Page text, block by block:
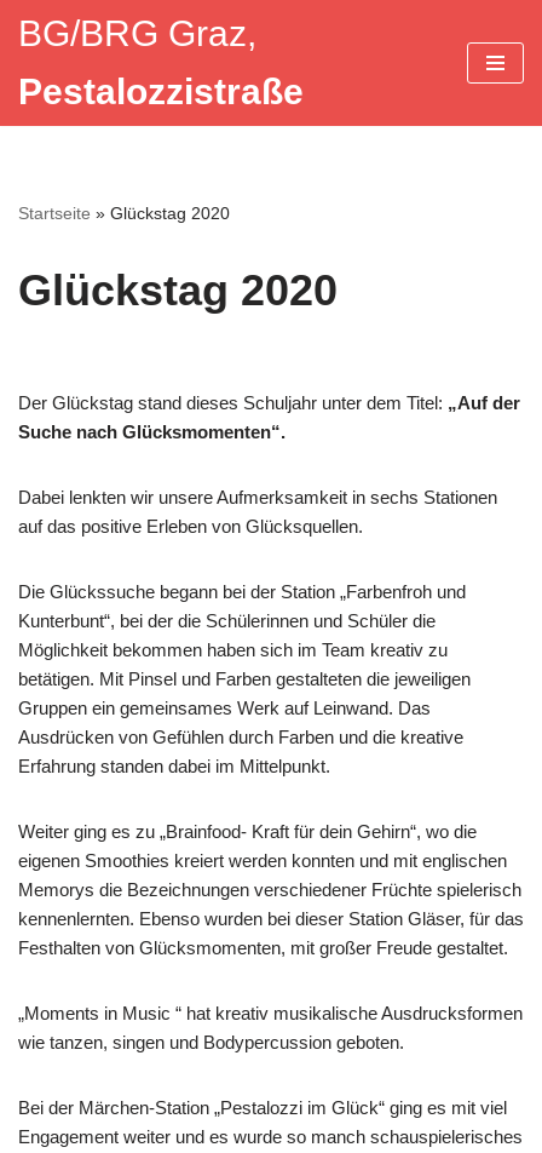
Inhalt
springen
BG/BRG Graz,
Pestalozzistraße
Startseite » Glückstag 2020
Glückstag 2020
Der Glückstag stand dieses Schuljahr unter dem Titel: „Auf der
Suche nach Glücksmomenten“.
Dabei lenkten wir unsere Aufmerksamkeit in sechs Stationen
auf das positive Erleben von Glücksquellen.
Die Glückssuche begann bei der Station „Farbenfroh und
Kunterbunt“, bei der die Schülerinnen und Schüler die
Möglichkeit bekommen haben sich im Team kreativ zu
betätigen. Mit Pinsel und Farben gestalteten die jeweiligen
Gruppen ein gemeinsames Werk auf Leinwand. Das
Ausdrücken von Gefühlen durch Farben und die kreative
Erfahrung standen dabei im Mittelpunkt.
Weiter ging es zu „Brainfood- Kraft für dein Gehirn“, wo die
eigenen Smoothies kreiert werden konnten und mit englischen
Memorys die Bezeichnungen verschiedener Früchte spielerisch
kennenlernten. Ebenso wurden bei dieser Station Gläser, für das
Festhalten von Glücksmomenten, mit großer Freude gestaltet.
„Moments in Music “ hat kreativ musikalische Ausdrucksformen
wie tanzen, singen und Bodypercussion geboten.
Bei der Märchen-Station „Pestalozzi im Glück“ ging es mit viel
Engagement weiter und es wurde so manch schauspielerisches